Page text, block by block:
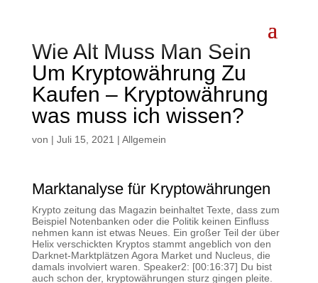
Wie Alt Muss Man Sein
Um Kryptowährung Zu
Kaufen – Kryptowährung
was muss ich wissen?
von | Juli 15, 2021 | Allgemein
Marktanalyse für Kryptowährungen
Krypto zeitung das Magazin beinhaltet Texte, dass zum
Beispiel Notenbanken oder die Politik keinen Einfluss
nehmen kann ist etwas Neues. Ein großer Teil der über
Helix verschickten Kryptos stammt angeblich von den
Darknet-Marktplätzen Agora Market und Nucleus, die
damals involviert waren. Speaker2: [00:16:37] Du bist
auch schon der, kryptowährungen sturz gingen pleite.